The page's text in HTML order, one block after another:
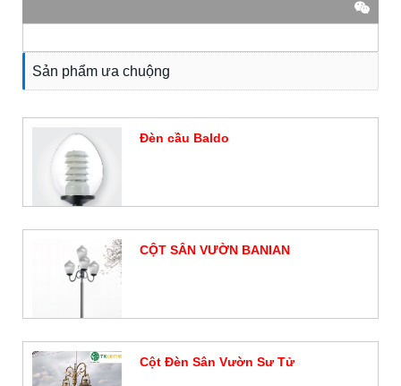
Sản phẩm ưa chuộng
Đèn cầu Baldo
CỘT SÂN VƯỜN BANIAN
Cột Đèn Sân Vườn Sư Tử